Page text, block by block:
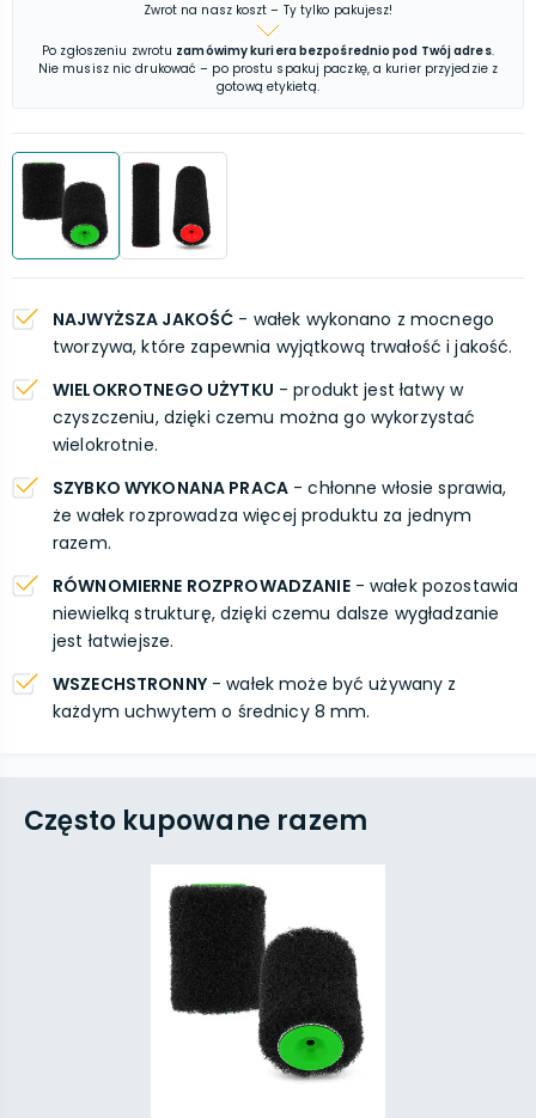
Zwrot na nasz koszt – Ty tylko pakujesz!
Po zgłoszeniu zwrotu zamówimy kuriera bezpośrednio pod Twój adres.
Nie musisz nic drukować – po prostu spakuj paczkę, a kurier przyjedzie z
gotową etykietą.
NAJWYŻSZA JAKOŚĆ - wałek wykonano z mocnego
tworzywa, które zapewnia wyjątkową trwałość i jakość.
WIELOKROTNEGO UŻYTKU - produkt jest łatwy w
czyszczeniu, dzięki czemu można go wykorzystać
wielokrotnie.
SZYBKO WYKONANA PRACA- chłonne włosie sprawia,
że wałek rozprowadza więcej produktu za jednym
razem.
RÓWNOMIERNE ROZPROWADZANIE- wałek pozostawia
niewielką strukturę, dzięki czemu dalsze wygładzanie
jest łatwiejsze.
WSZECHSTRONNY- wałek może być używany z
każdym uchwytem o średnicy 8 mm.
Często kupowane razem